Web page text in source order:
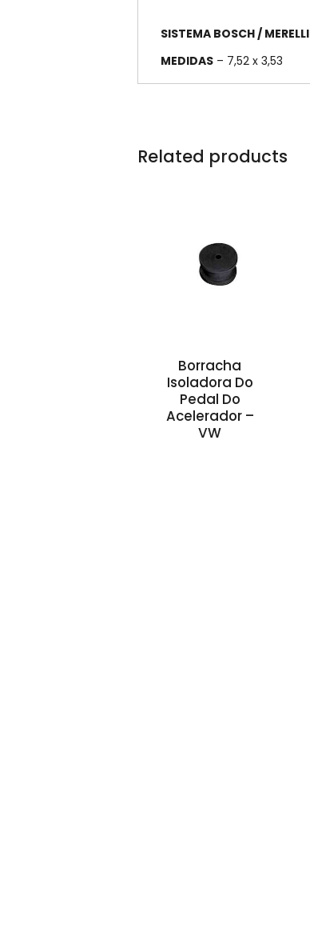
SISTEMA BOSCH / MERELLI
MEDIDAS – 7,52 x 3,53
Related products
Borracha
Isoladora Do
Pedal Do
Acelerador –
VW